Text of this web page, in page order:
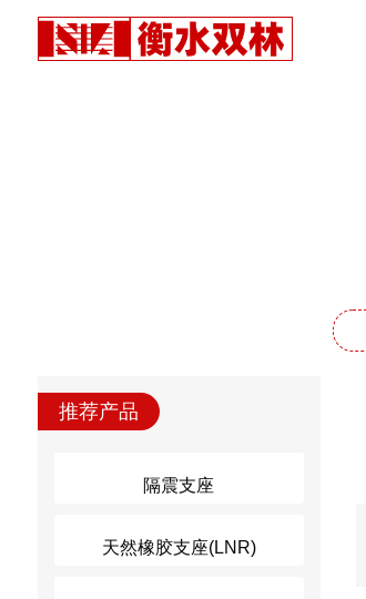
推荐产品
隔震支座
天然橡胶支座(LNR)